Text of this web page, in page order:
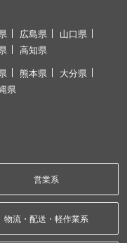
広島県
山口県
高知県
熊本県
大分県
県
営業系
物流・配送・軽作業系